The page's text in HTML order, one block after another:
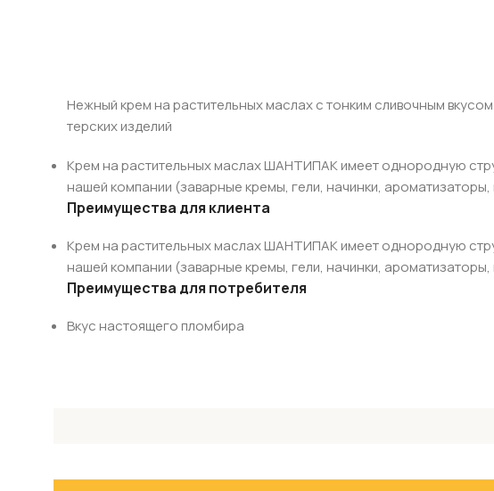
Нежный крем на растительных маслах с тонким сливочным
терских изделий
Крем на растительных маслах ШАНТИПАК имеет однородную
нашей компании (заварные кремы, гели, начинки, ароматизаторы,
Преимущества для клиента
Крем на растительных маслах ШАНТИПАК имеет однородную
нашей компании (заварные кремы, гели, начинки,
Преимущества для потребителя
Вкус настоящего пломбира